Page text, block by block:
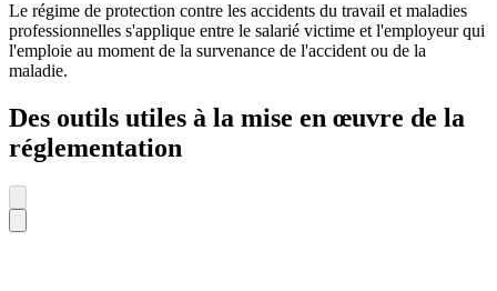
Le régime de protection contre les accidents du travail et maladies
professionnelles s'applique entre le salarié victime et l'employeur qui
l'emploie au moment de la survenance de l'accident ou de la
maladie.
Des outils utiles à la mise en œuvre de la
réglementation